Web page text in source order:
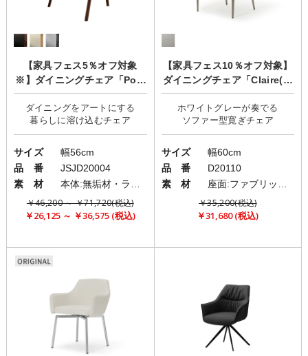
【家具フェス5％オフ対象
※】ダイニングチェア「Pola
(ポーラ)」
ダイニングをアートにする
サイズ
幅56cm
品 番
JSJD20004
素 材
￥46,200 ～ ￥71,720(税込)
￥26,125 ～ ￥36,575 (税込)
【家具フェス10％オフ対象】
ダイニングチェア「Claire(ク
レール)」
ホワイトグレーが奏でる
サイズ
幅60cm
品 番
D20110
素 材
￥35,200(税込)
￥31,680 (税込)